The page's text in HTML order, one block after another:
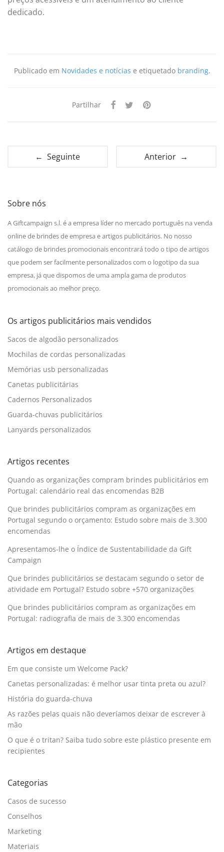
dedicado.
Publicado em Novidades e notícias e etiquetado branding.
Partilhar
← Seguinte Anterior →
Sobre nós
A Giftcampaign s.l. é a empresa líder no mercado português na venda
online de brindes de empresa e artigos publicitários. No nosso
catálogo de brindes promocionais encontrará todo o tipo de artigos
que podem ser facilmente personalizados com o logotipo da sua
empresa, já que dispomos de uma ampla gama de produtos
promocionais ao melhor preço.
Os artigos publicitários mais vendidos
Sacos de algodão personalizados
Mochilas de cordas personalizadas
Memórias usb personalizadas
Canetas publicitárias
Cadernos Personalizados
Guarda-chuvas publicitários
Lanyards personalizados
Artigos recentes
Quando as organizações compram brindes publicitários em
Portugal: calendário real das encomendas B2B
Que brindes publicitários compram as organizações em
Portugal segundo o orçamento: Estudo sobre mais de 3.300
encomendas
Apresentamos-lhe o Índice de Sustentabilidade da Gift
Campaign
Que brindes publicitários se destacam segundo o setor de
atividade em Portugal? Estudo sobre +570 organizações
Que brindes publicitários compram as organizações em
Portugal: radiografia de mais de 3.300 encomendas
Artigos em destaque
Em que consiste um Welcome Pack?
Canetas personalizadas: é melhor usar tinta preta ou azul?
História do guarda-chuva
As razões pelas quais não deveríamos deixar de escrever à
mão
O que é o tritan? Saiba tudo sobre este plástico presente em
recipientes
Categorias
Casos de sucesso
Conselhos
Marketing
Materiais